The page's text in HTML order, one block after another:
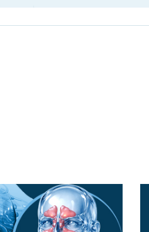
день и время можно как по